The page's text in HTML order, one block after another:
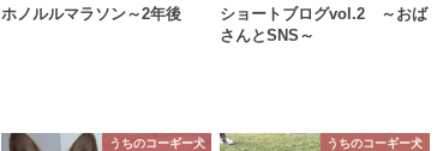
ホノルルマラソン～2年後
ショートブログvol.2 ～おば
さんとSNS～
うちのコーギー犬 うちのコーギー犬